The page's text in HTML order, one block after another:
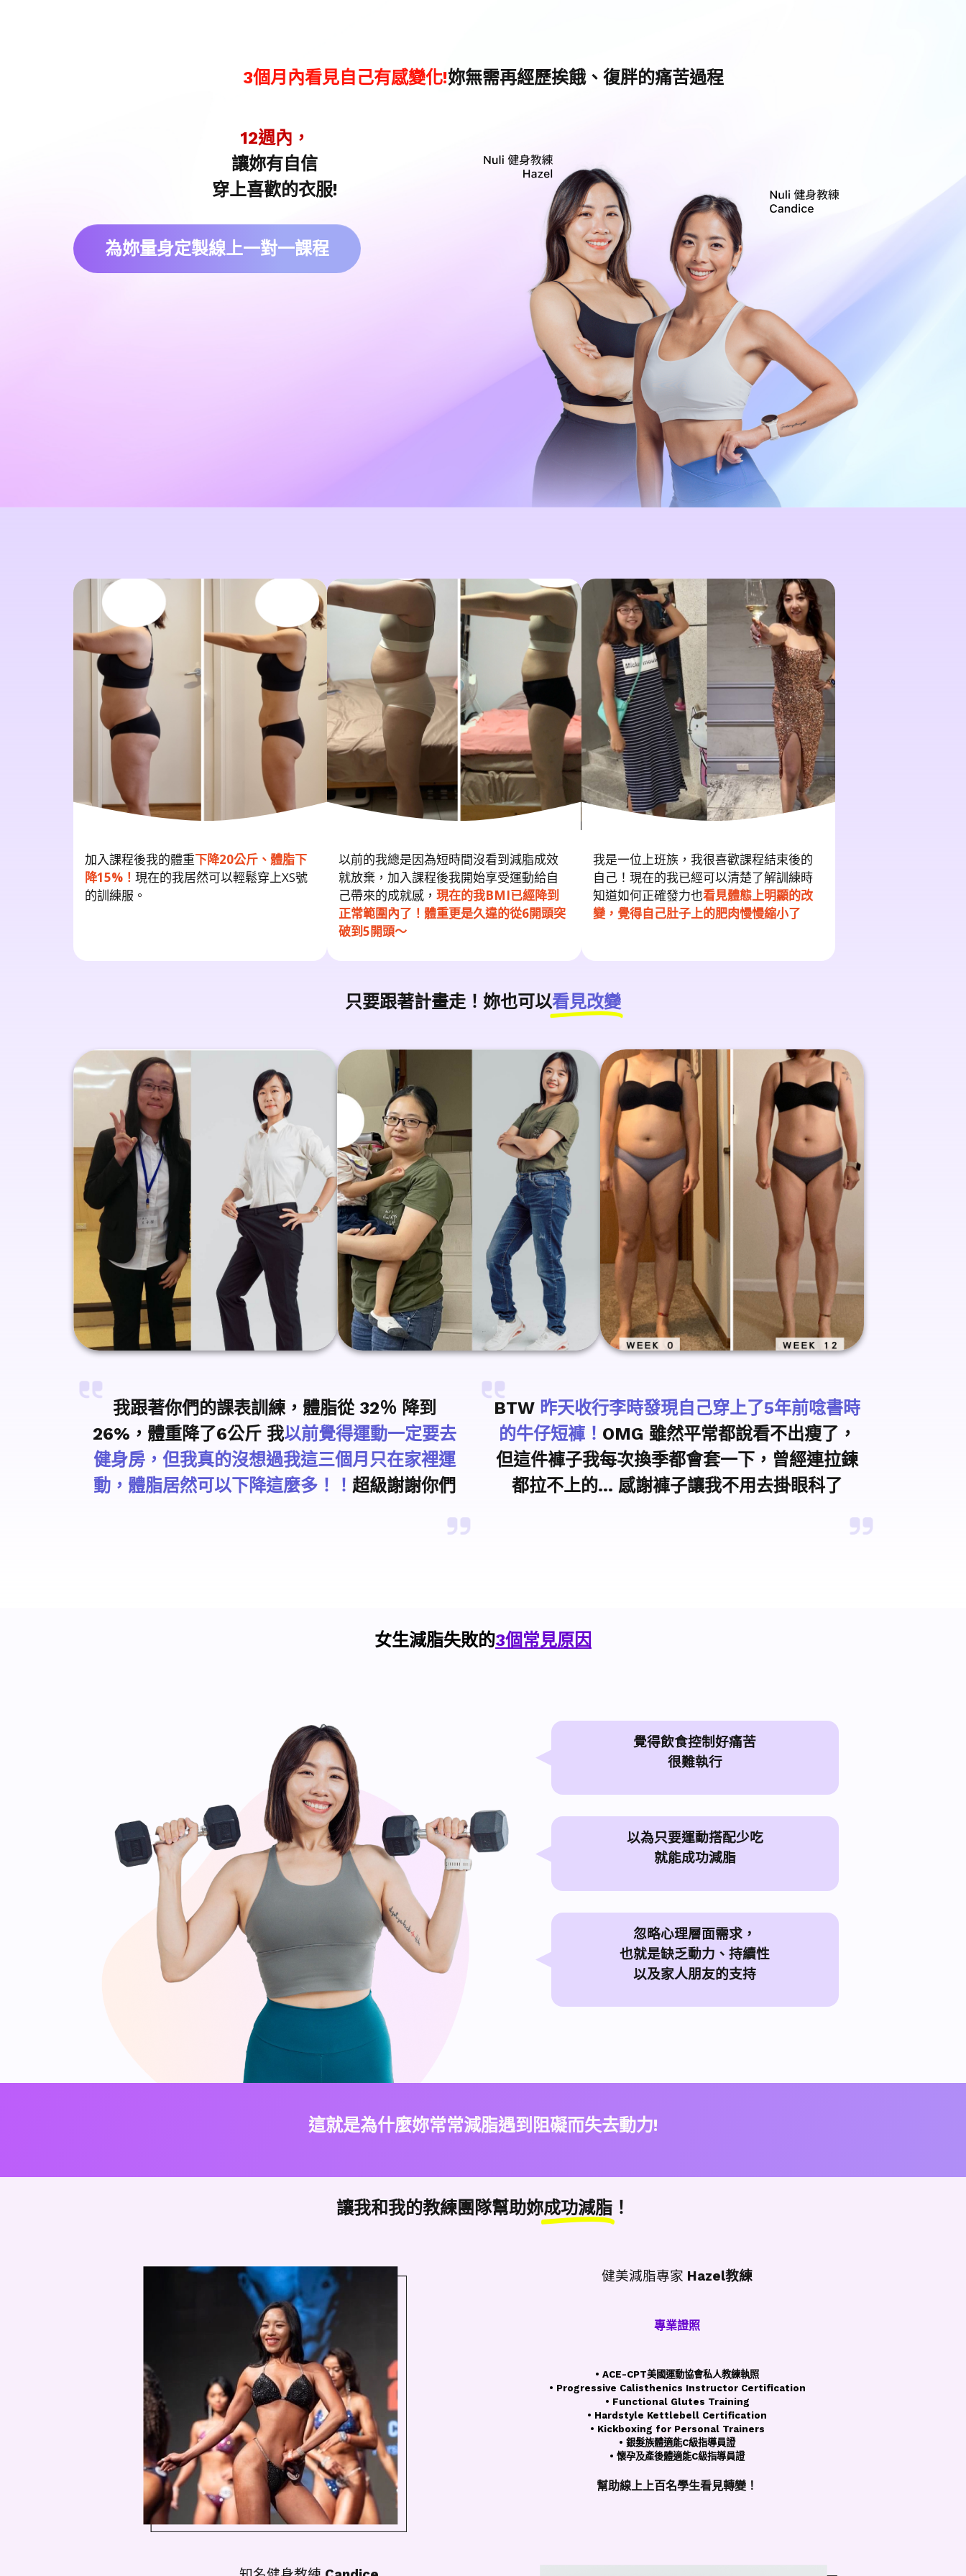
3個月內看見自己有感變化!妳無需再經歷挨餓、復胖的痛苦過程
12週內，
讓妳有自信
穿上喜歡的衣服!
為妳量身定製線上一對一課程
加入課程後我的體重下降20公斤、體脂下
降15%！ 現在的我居然可以輕鬆穿上XS號
的訓練服。
以前的我總是因為短時間沒看到減脂成效
就放棄，加入課程後我開始享受運動給自
己帶來的成就感，現在的我BMI已經降到
正常範圍內了！體重更是久違的從6開頭突
破到5開頭～
我是一位上班族，我很喜歡課程結束後的
自己！現在的我已經可以清楚了解訓練時
知道如何正確發力也看見體態上明顯的改
變，覺得自己肚子上的肥肉慢慢縮小了
只要跟著計畫走！妳也可以看見改變
我跟著你們的課表訓練，體脂從 32％ 降到
26%，體重降了6公斤 我以前覺得運動一定要去
健身房，但我真的沒想過我這三個月只在家裡運
動，體脂居然可以下降這麼多！！ 超級謝謝你們
BTW 昨天收行李時發現自己穿上了5年前唸書時
的牛仔短褲！ OMG 雖然平常都說看不出瘦了，
但這件褲子我每次換季都會套一下，曾經連拉鍊
都拉不上的... 感謝褲子讓我不用去掛眼科了
女生減脂失敗的3個常見原因
覺得飲食控制好痛苦
很難執行
以為只要運動搭配少吃
就能成功減脂
忽略心理層面需求，
也就是缺乏動力、持續性
以及家人朋友的支持
這就是為什麼妳常常減脂遇到阻礙而失去動力!
讓我和我的教練團隊幫助妳成功減脂 ！
健美減脂專家 Hazel教練
專業證照
• ACE-CPT美國運動協會私人教練執照
• Progressive Calisthenics Instructor Certification
• Functional Glutes Training
• Hardstyle Kettlebell Certification
• Kickboxing for Personal Trainers
• 銀髮族體適能C級指導員證
• 懷孕及產後體適能C級指導員證
幫助線上上百名學生看見轉變！